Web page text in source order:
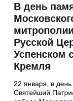
В день
Русской
Успенском
Кремля
22 января, в
Святейший